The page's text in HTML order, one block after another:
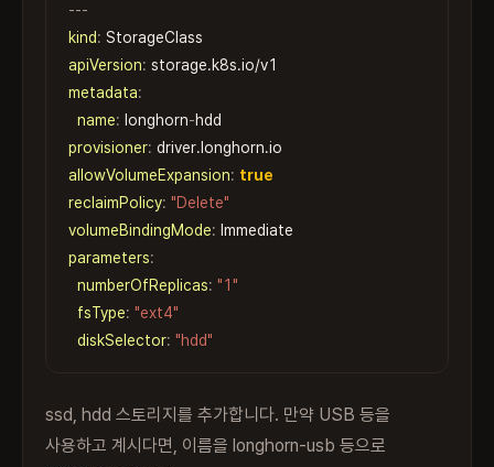
---
kind:
apiVersion:
metadata:
name: longhorn-
provisioner:
allowVolumeExpansion: true
reclaimPolicy: "Delete"
volumeBindingMode:
parameters:
numberOfReplicas: "1"
fsType: "ext4"
diskSelector: "hdd"
ssd, hdd 스토리지를 추가합니다. 만약 USB 등을
사용하고 계시다면, 이름을 longhorn-usb 등으로